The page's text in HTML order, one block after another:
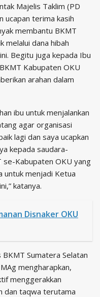
Majelis Taklim (PD
ucapan terima kasih
membantu BKMT
melalui dana hibah
Begitu juga kepada Ibu
Kabupaten OKU
arahan dalam
ibu untuk menjalankan
agar organisasi
lagi dan saya ucapkan
kepada saudara-
se-Kabupaten OKU yang
untuk menjadi Ketua
katanya.
Disnaker OKU
Sumatera Selatan
mengharapkan,
menggerakkan
dan taqwa terutama